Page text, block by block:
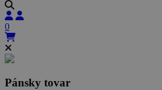
0
Pánsky tovar